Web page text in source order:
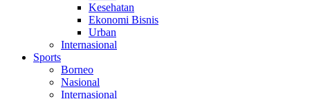
Kesehatan
Ekonomi Bisnis
Urban
Internasional
Sports
Borneo
Nasional
Internasional